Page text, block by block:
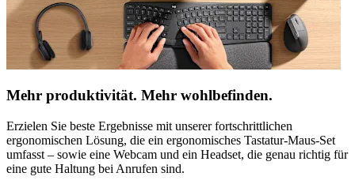
Mehr produktivität. Mehr wohlbefinden.
Erzielen Sie beste Ergebnisse mit unserer fortschrittlichen
ergonomischen Lösung, die ein ergonomisches Tastatur-Maus-Set
umfasst – sowie eine Webcam und ein Headset, die genau richtig für
eine gute Haltung bei Anrufen sind.